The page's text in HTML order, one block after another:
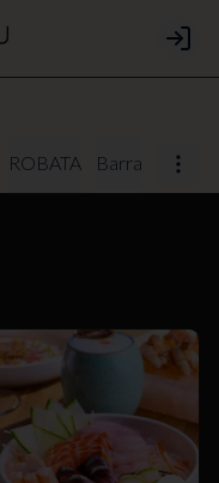
Login
ROBATA Barra